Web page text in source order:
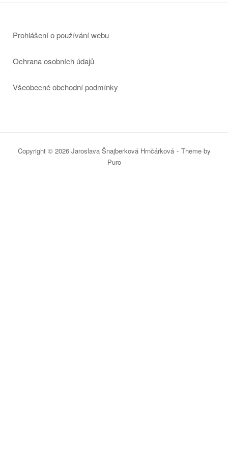
Prohlášení o používání webu
Ochrana osobních údajů
Všeobecné obchodní podmínky
Copyright © 2026 Jaroslava Šnajberková Hrnčárková
Theme by
Puro